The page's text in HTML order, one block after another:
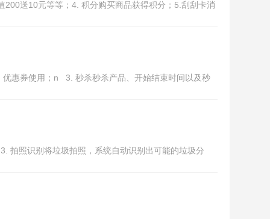
送10元等等；4. 积分购买商品获得积分；5.刮刮卡消
惠券使用；n 3. 秒杀秒杀产品、开始结束时间以及秒
照识别将垃圾拍照，系统自动识别出可能的垃圾分